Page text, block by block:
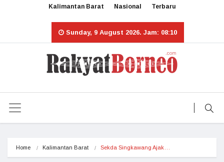
Kalimantan Barat Nasional Terbaru
Sunday, 9 August 2026. Jam: 08:10
Home Kalimantan Barat Sekda Singkawang Ajak…